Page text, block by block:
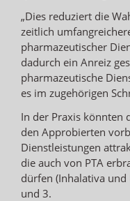
„Dies reduziert die
zeitlich
pharmazeutischer
dadurch ein Anreiz
pharmazeutische
es im zugehörigen
In der Praxis könnten
den Approbierten
Dienstleistungen
die auch von PTA
dürfen (Inhalativa
und 3.